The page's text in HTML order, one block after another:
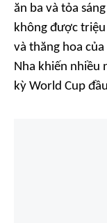
ăn ba và tỏa
không được
và thăng hoa
Nha khiến nhiều
kỳ World Cup